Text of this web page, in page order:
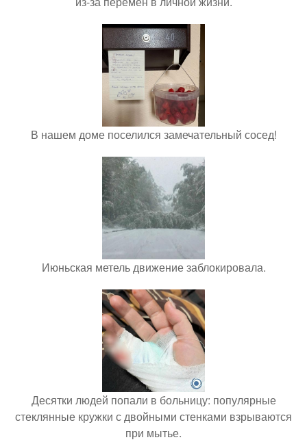
В нашем доме поселился замечательный сосед!
Июньская метель движение заблокировала.
Десятки людей попали в больницу: популярные
стеклянные кружки с двойными стенками взрываются
при мытье.